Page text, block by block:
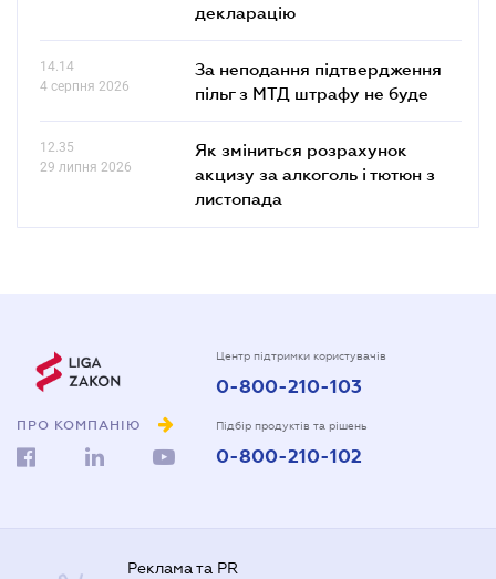
декларацію
14.14
4 серпня 2026
За неподання підтвердження
пільг з МТД штрафу не буде
12.35
29 липня 2026
Як зміниться розрахунок
акцизу за алкоголь і тютюн з
листопада
ПРО КОМПАНІЮ
Центр підтримки користувачів
0-800-210-103
Підбір продуктів та рішень
0-800-210-102
Реклама та PR